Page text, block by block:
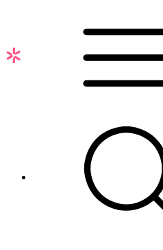
content